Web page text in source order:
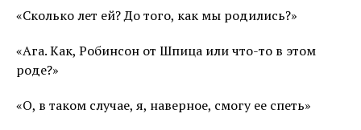
«Сколько лет ей? До того, как мы родились?»
«Ага. Как, Робинсон от Шпица или что-то в этом
роде?»
«О, в таком случае, я, наверное, смогу ее спеть»